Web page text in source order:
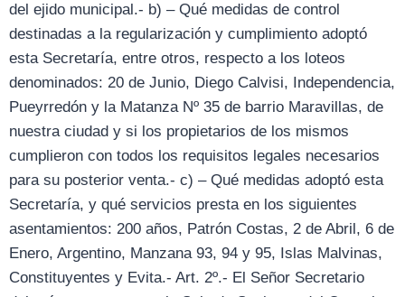
del ejido municipal.- b) – Qué medidas de control
destinadas a la regularización y cumplimiento adoptó
esta Secretaría, entre otros, respecto a los loteos
denominados: 20 de Junio, Diego Calvisi, Independencia,
Pueyrredón y la Matanza Nº 35 de barrio Maravillas, de
nuestra ciudad y si los propietarios de los mismos
cumplieron con todos los requisitos legales necesarios
para su posterior venta.- c) – Qué medidas adoptó esta
Secretaría, y qué servicios presta en los siguientes
asentamientos: 200 años, Patrón Costas, 2 de Abril, 6 de
Enero, Argentino, Manzana 93, 94 y 95, Islas Malvinas,
Constituyentes y Evita.- Art. 2º.- El Señor Secretario